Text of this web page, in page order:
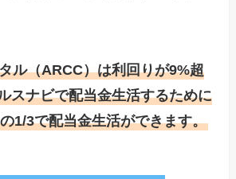
ル（ARCC）は利回りが9%超
スナビで配当金生活するために
1/3で配当金生活ができます。